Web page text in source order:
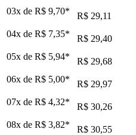
03x de R$ 9,70*
R$ 29,11
04x de R$ 7,35*
R$ 29,40
05x de R$ 5,94*
R$ 29,68
06x de R$ 5,00*
R$ 29,97
07x de R$ 4,32*
R$ 30,26
08x de R$ 3,82*
R$ 30,55